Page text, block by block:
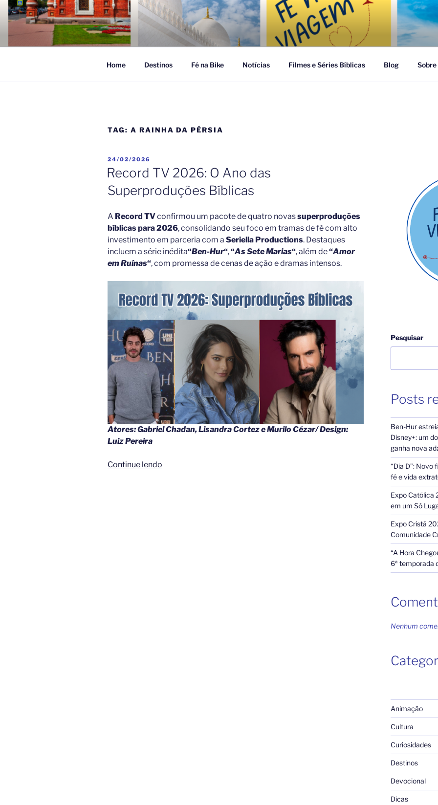
Pular
para
FÉ NA VIAGEM
Turismo Religioso
Home Destinos Fé na Bike Notícias Filmes e Séries Bíblicas Blog Sobre
TAG: A RAINHA DA PÉRSIA
PUBLICADO
EM
24/02/2026
Record TV 2026: O Ano das
Superproduções Bíblicas
A Record TVconfirmou um pacote de quatro novassuperproduções
bíblicas para 2026, consolidando seu foco em tramas de fé com alto
investimento em parceria com a Seriella Productions. Destaques
incluem a série inédita“Ben-Hur“,“As Sete Marias“, além de“Amor
em Ruínas“, com promessa de cenas de ação e dramas intensos.
Atores: Gabriel Chadan, Lisandra Cortez e Murilo Cézar/ Design:
Luiz Pereira
Continue lendo
Pesquisar
Posts
Ben-Hur
Disney+: um
ganha nova
“Dia D”: Novo
fé e vida
Expo Católica
em um Só
Expo Cristã
Comunidade
“A Hora
6ª temporada
Nenhum
Animação
Cultura
Curiosidades
Destinos
Devocional
Dicas